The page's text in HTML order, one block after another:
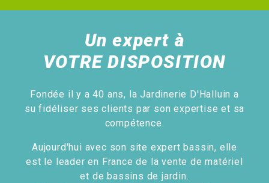
Un expert à
VOTRE DISPOSITION
Fondée il y a 40 ans, la Jardinerie D'Halluin a
su fidéliser ses clients par son expertise et sa
compétence.
Aujourd'hui avec son site expert bassin, elle
est le leader en France de la vente de matériel
et de bassins de jardin.